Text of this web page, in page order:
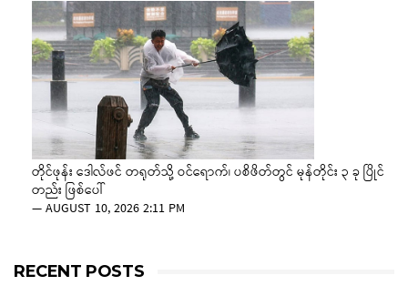
တိုင်ဖုန်း ဒေါလ်ဖင် တရုတ်သို့ ဝင်ရောက်၊ ပစိဖိတ်တွင် မုန်တိုင်း ၃ ခု ပြိုင်
တည်း ဖြစ်ပေါ်
—AUGUST 10, 2026 2:11 PM
RECENT POSTS